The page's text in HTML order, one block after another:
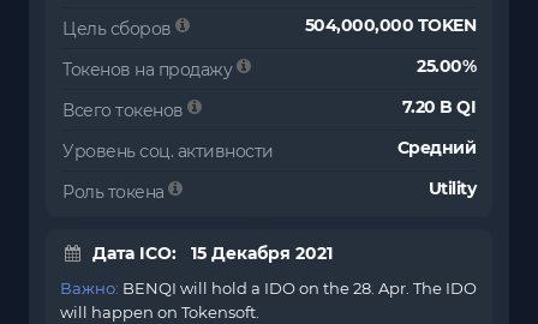
Цель сборов 504,000,000 TOKEN
Токенов на продажу 25.00%
Всего токенов 7.20 B QI
Уровень соц. активности Средний
Роль токена Utility
Дата ICO: 15 Декабря 2021
Важно: BENQI will hold a IDO on the 28. Apr. The IDO
will happen on Tokensoft.